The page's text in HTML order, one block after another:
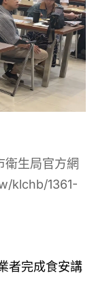
衛生局官方網
klchb/1361-
者完成食安講